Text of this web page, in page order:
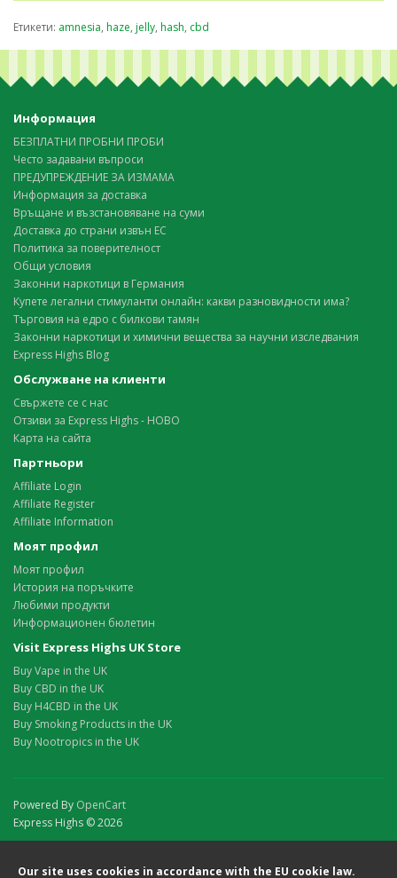
Етикети: amnesia, haze, jelly, hash, cbd
Информация
БЕЗПЛАТНИ ПРОБНИ ПРОБИ
Често задавани въпроси
ПРЕДУПРЕЖДЕНИЕ ЗА ИЗМАМА
Информация за доставка
Връщане и възстановяване на суми
Доставка до страни извън ЕС
Политика за поверителност
Общи условия
Законни наркотици в Германия
Купете легални стимуланти онлайн: какви разновидности има?
Търговия на едро с билкови тамян
Законни наркотици и химични вещества за научни изследвания
Express Highs Blog
Обслужване на клиенти
Свържете се с нас
Отзиви за Express Highs - НОВО
Карта на сайта
Партньори
Affiliate Login
Affiliate Register
Affiliate Information
Моят профил
Моят профил
История на поръчките
Любими продукти
Информационен бюлетин
Visit Express Highs UK Store
Buy Vape in the UK
Buy CBD in the UK
Buy H4CBD in the UK
Buy Smoking Products in the UK
Buy Nootropics in the UK
Powered By OpenCart
Express Highs © 2026
Our site uses cookies in accordance with the EU cookie law.